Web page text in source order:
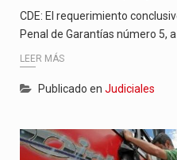
CDE: El requerimiento
Penal de Garantías número 5, a
LEER MÁS
Publicado en Judiciales